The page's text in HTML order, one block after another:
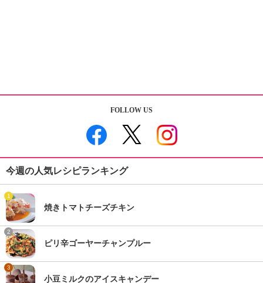
FOLLOW US
今週の人気レシピランキング
1
焼きトマトチーズチキン
2
ピリ辛ゴーヤーチャンプルー
3
小豆ミルクのアイスキャンデー